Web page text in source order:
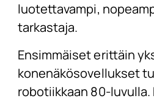
luotettavampi,
tarkastaja.
Ensimmäiset erittäin
konenäkösovellukset
robotiikkaan 80-luvulla.